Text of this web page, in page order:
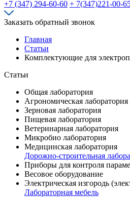
+7 (347) 294-60-60 + 7(347)221-00-
Заказать обратный звонок
Главная
Статьи
Комплектующие для
Статьи
Общая лаборатория
Агрономическая лаборатория
Зерновая лаборатория
Пищевая лаборатория
Ветеринарная лаборатория
Микробио лаборатория
Медицинская лаборатория
Дорожно-строительная
Приборы для контроля
Весовое оборудование
Электрическая изгородь
Лабораторная мебель